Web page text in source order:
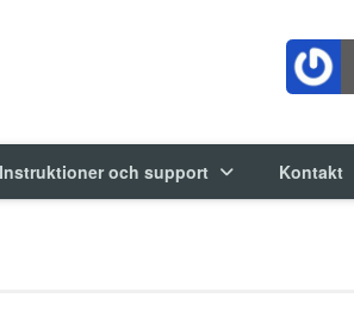
Instruktioner och support Kontakt